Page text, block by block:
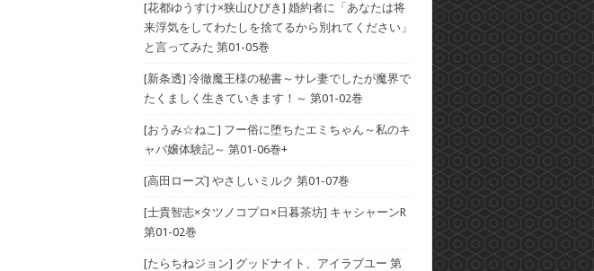
[花都ゆうすけ×狭山ひびき] 婚約者に「あなたは将
来浮気をしてわたしを捨てるから別れてください」
と言ってみた 第01-05巻
[新条透] 冷徹魔王様の秘書～サレ妻でしたが魔界で
たくましく生きていきます！～ 第01-02巻
[おうみ☆ねこ] フー俗に堕ちたエミちゃん～私のキ
ャバ嬢体験記～ 第01-06巻+
[高田ローズ] やさしいミルク 第01-07巻
[士貴智志×タツノコプロ×日暮茶坊] キャシャーンR
第01-02巻
[たらちねジョン] グッドナイト、アイラブユー 第